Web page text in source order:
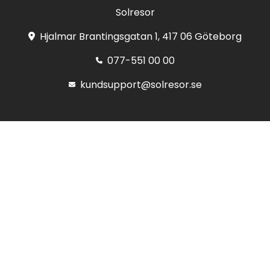
Solresor
Hjalmar Brantingsgatan 1, 417 06 Göteborg
077-551 00 00
kundsupport@solresor.se